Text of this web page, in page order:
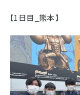
【1日目_熊本】